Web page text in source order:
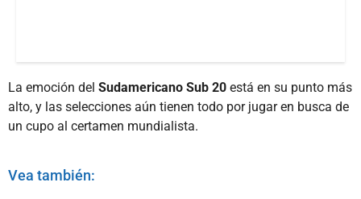
La emoción del Sudamericano Sub 20 está en su punto más
alto, y las selecciones aún tienen todo por jugar en busca de
un cupo al certamen mundialista.
Vea también: